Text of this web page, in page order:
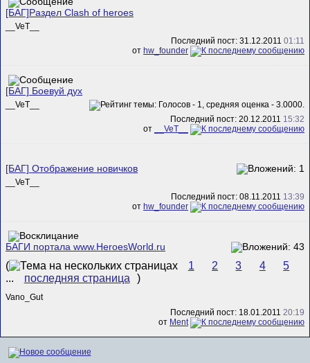
[БАГ]Раздел Clash of heroes
__VeT__
Последний пост: 31.12.2011 01:11
от hw_founder
[БАГ] Боевуй дух
__VeT__
Последний пост: 20.12.2011 15:32
от
__VeT__
[БАГ] Отображение новичков
__VeT__
Последний пост: 08.11.2011 13:39
от hw_founder
БАГИ портала www.HeroesWorld.ru
( 1 2 3 4
5
...
последняя страница )
Vano_Gut
Последний пост: 18.01.2011 20:19
от Ment